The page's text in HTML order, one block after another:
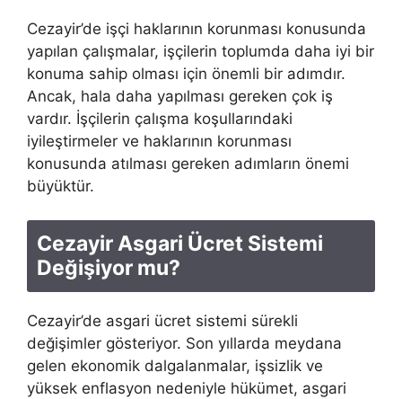
Cezayir’de işçi haklarının korunması konusunda
yapılan çalışmalar, işçilerin toplumda daha iyi bir
konuma sahip olması için önemli bir adımdır.
Ancak, hala daha yapılması gereken çok iş
vardır. İşçilerin çalışma koşullarındaki
iyileştirmeler ve haklarının korunması
konusunda atılması gereken adımların önemi
büyüktür.
Cezayir Asgari Ücret Sistemi
Değişiyor mu?
Cezayir’de asgari ücret sistemi sürekli
değişimler gösteriyor. Son yıllarda meydana
gelen ekonomik dalgalanmalar, işsizlik ve
yüksek enflasyon nedeniyle hükümet, asgari